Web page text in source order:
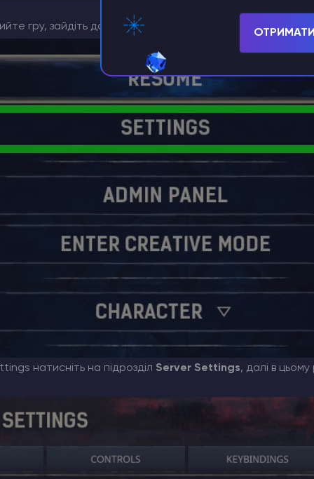
гру, зайдіть до сервера та натисніть клавішуESC. В
натисніть на підрозділ Server Settings, далі в цьому